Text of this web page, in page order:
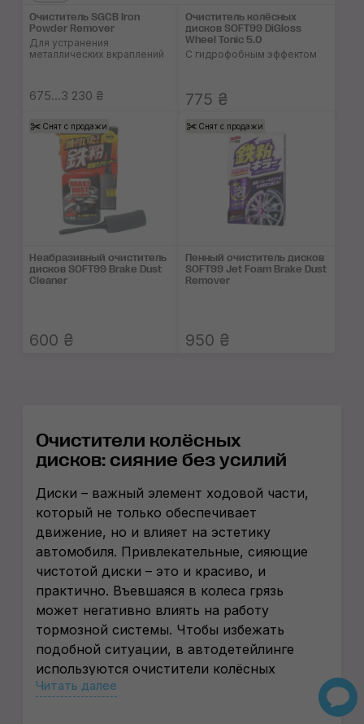
Очиститель SGCB Iron
Powder Remover
Для устранения
металлических вкраплений
675...3 230 ₴
Очиститель колёсных
дисков SOFT99 DiGloss
Wheel Tonic 5.0
С гидрофобным эффектом
775 ₴
Снят с продажи
Неабразивный очиститель
дисков SOFT99 Brake Dust
Cleaner
600 ₴
Снят с продажи
Пенный очиститель дисков
SOFT99 Jet Foam Brake Dust
Remover
950 ₴
Очистители колёсных
дисков: сияние без усилий
Диски – важный элемент ходовой части,
который не только обеспечивает
движение, но и влияет на эстетику
автомобиля. Привлекательные, сияющие
чистотой диски – это и красиво, и
практично. Въевшаяся в колеса грязь
может негативно влиять на работу
тормозной системы. Чтобы избежать
подобной ситуации, в автодетейлинге
используются очистители колёсных
дисков. Вы можете заказать их в нашем
Читать далее